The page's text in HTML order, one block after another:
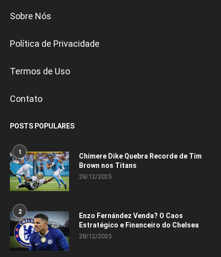
Sobre Nós
Política de Privacidade
Termos de Uso
Contato
POSTS POPULARES
1
Chimere Dike Quebra Recorde de Tim
Brown nos Titans
28/12/2025
2
Enzo Fernández Venda? O Caos
Estratégico e Financeiro do Chelsea
28/12/2025